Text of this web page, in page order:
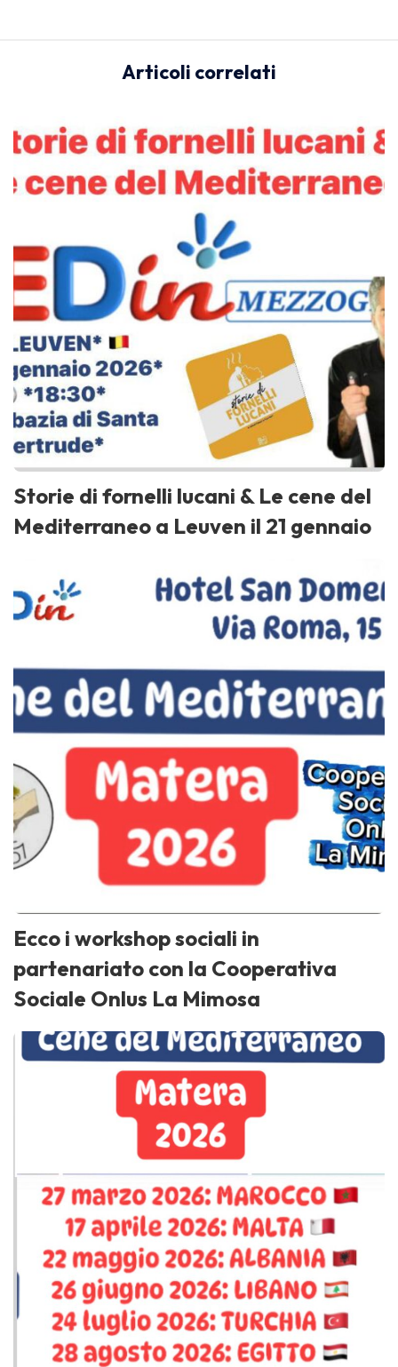
Articoli correlati
Storie di fornelli lucani & Le cene del
Mediterraneo a Leuven il 21 gennaio
Ecco i workshop sociali in
partenariato con la Cooperativa
Sociale Onlus La Mimosa